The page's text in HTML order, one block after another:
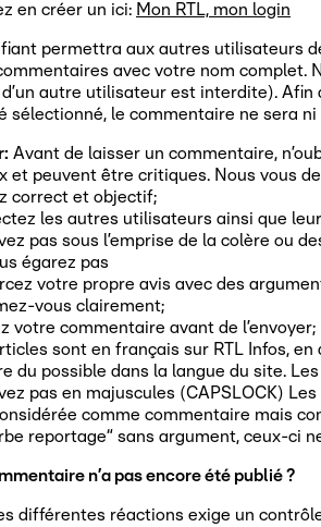
en créer un ici: Mon RTL, mon login
permettra aux autres utilisateurs
avec votre nom complet.
d’un autre utilisateur est interdite).
sélectionné, le commentaire ne sera
Avant de laisser un commentaire,
et peuvent être critiques. Nous vous
correct et objectif;
les autres utilisateurs ainsi que
pas sous l’emprise de la colère ou
égarez pas
votre propre avis avec des
vous clairement;
votre commentaire avant de l’envoyer;
sont en français sur RTL Infos,
du possible dans la langue du site.
pas en majuscules (CAPSLOCK)
comme commentaire mais
reportage“ sans argument, ceux-ci
n’a pas encore été publié ?
différentes réactions exige un